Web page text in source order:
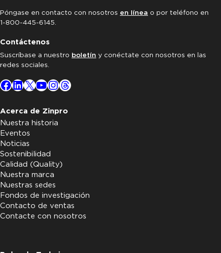
Póngase en contacto con nosotros en línea o por teléfono en
1-800-445-6145.
Contáctenos
Suscríbase a nuestro boletín y conéctate con nosotros en las
redes sociales.
Facebook
LinkedIn
X YouTube
Instagram
Threads
Acerca de Zinpro
Nuestra historia
Eventos
Noticias
Sostenibilidad
Calidad (Quality)
Nuestra marca
Nuestras sedes
Fondos de investigación
Contacto de ventas
Contacte con nosotros